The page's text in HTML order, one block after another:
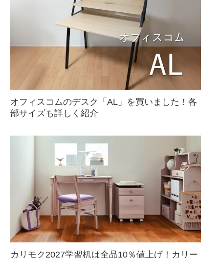
オフィスコムのデスク「AL」を買いました！各
部サイズも詳しく紹介
カリモク2027学習机は全品10％値上げ！カリー